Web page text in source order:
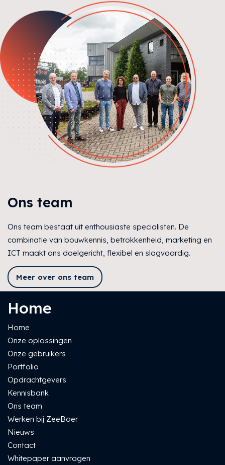
Ons team
Ons team bestaat uit enthousiaste specialisten. De
combinatie van bouwkennis, betrokkenheid, marketing en
ICT maakt ons doelgericht, flexibel en slagvaardig.
Meer over ons team
Home
Home
Onze oplossingen
Onze gebruikers
Portfolio
Opdrachtgevers
Kennisbank
Ons team
Werken bij ZeeBoer
Nieuws
Contact
Whitepaper aanvragen